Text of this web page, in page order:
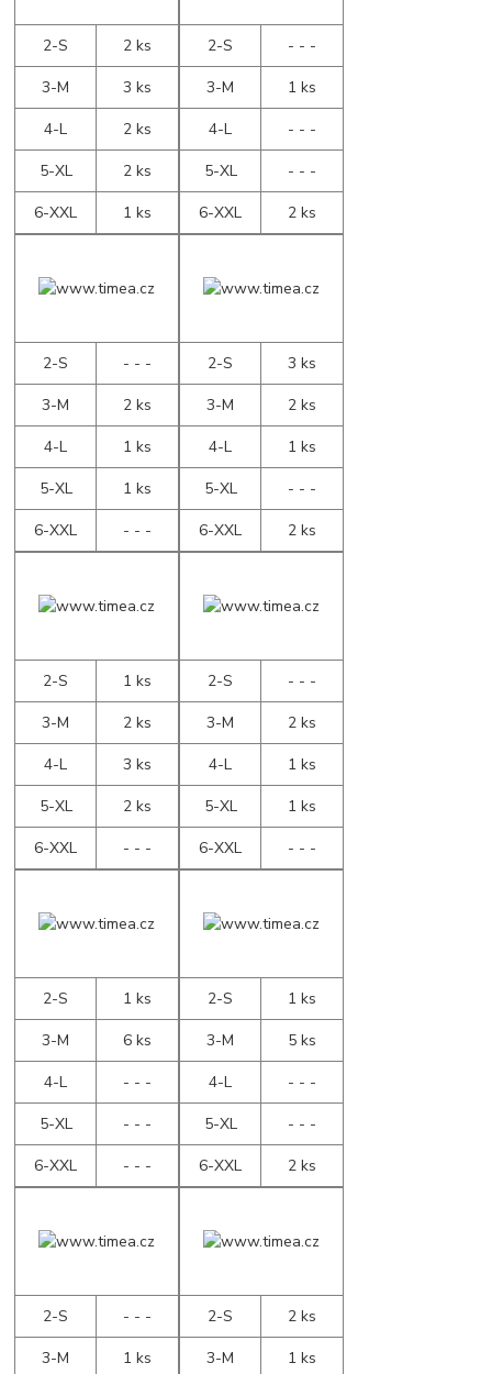
2-S
2 ks
3-M
3 ks
4-L
2 ks
5-XL
2 ks
6-XXL
1 ks
2-S
- - -
3-M
1 ks
4-L
- - -
5-XL
- - -
6-XXL
2 ks
2-S
- - -
3-M
2 ks
4-L
1 ks
5-XL
1 ks
6-XXL
- - -
2-S
3 ks
3-M
2 ks
4-L
1 ks
5-XL
- - -
6-XXL
2 ks
2-S
1 ks
3-M
2 ks
4-L
3 ks
5-XL
2 ks
6-XXL
- - -
2-S
- - -
3-M
2 ks
4-L
1 ks
5-XL
1 ks
6-XXL
- - -
2-S
1 ks
3-M
6 ks
4-L
- - -
5-XL
- - -
6-XXL
- - -
2-S
1 ks
3-M
5 ks
4-L
- - -
5-XL
- - -
6-XXL
2 ks
2-S
- - -
3-M
1 ks
2-S
2 ks
3-M
1 ks